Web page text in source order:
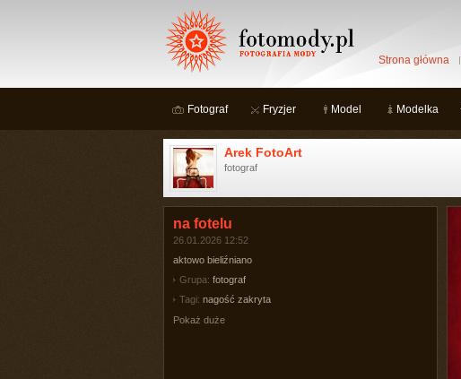
Strona główna
Fotograf Fryzjer Model Modelka
Arek FotoArt
fotograf
na fotelu
26.01.2026 12:52
aktowo bieliźniano
Grupa: fotograf
Tagi: nagość zakryta
Pokaż duże